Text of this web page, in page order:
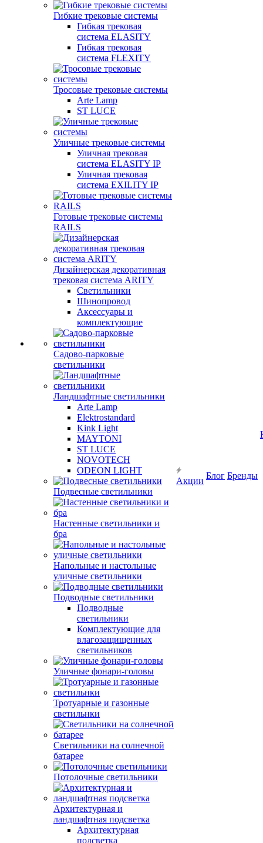
Гибкие трековые системы
Гибкая трековая
система ELASITY
Гибкая трековая
система FLEXITY
Тросовые трековые системы
Arte Lamp
ST LUCE
Уличные трековые системы
Уличная трековая
система ELASITY IP
Уличная трековая
система EXILITY IP
Готовые трековые системы
RAILS
Дизайнерская декоративная
трековая система ARITY
Светильники
Шинопровод
Аксессуары и
комплектующие
Садово-парковые
светильники
Ландшафтные светильники
Arte Lamp
Elektrostandard
Kink Light
MAYTONI
ST LUCE
NOVOTECH
ODEON LIGHT
Подвесные светильники
Настенные светильники и
бра
Напольные и настольные
уличные светильники
Подводные светильники
Подводные
светильники
Комплектующие для
влагозащищенных
светильников
Уличные фонари-головы
Тротуарные и газонные
светильнки
Светильники на солнечной
батарее
Потолочные светильники
Архитектурная и
ландшафтная подсветка
Архитектурная
подсветка
Акции
Блог Бренды